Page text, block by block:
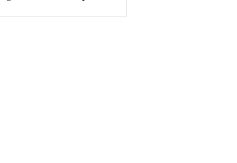
Bersih dan Ramah